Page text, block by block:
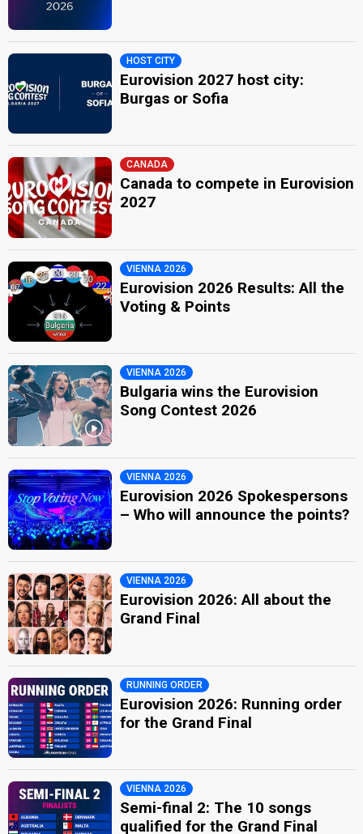
HOST CITY
Eurovision 2027 host city:
Burgas or Sofia
CANADA
Canada to compete in Eurovision
2027
VIENNA 2026
Eurovision 2026 Results: All the
Voting & Points
VIENNA 2026
Bulgaria wins the Eurovision
Song Contest 2026
VIENNA 2026
Eurovision 2026 Spokespersons
– Who will announce the points?
VIENNA 2026
Eurovision 2026: All about the
Grand Final
RUNNING ORDER
Eurovision 2026: Running order
for the Grand Final
VIENNA 2026
Semi-final 2: The 10 songs
qualified for the Grand Final